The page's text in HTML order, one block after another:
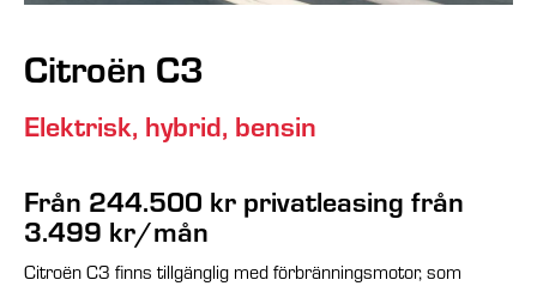
Citroën C3
Elektrisk, hybrid, bensin
Från 244.500 kr privatleasing från
3.499 kr/mån
Citroën C3 finns tillgänglig med förbränningsmotor, som